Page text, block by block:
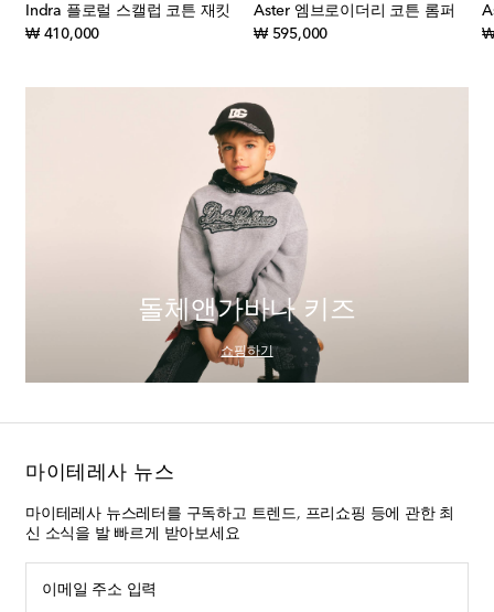
Indra 플로럴 스캘럽 코튼 재킷
₩ 410,000original price
Aster 엠브로이더리 코튼 롬퍼
₩ 595,000original price
₩
돌체앤가바나 키즈
쇼핑하기
마이테레사 뉴스
마이테레사 뉴스레터를 구독하고 트렌드, 프리쇼핑 등에 관한 최
신 소식을 발 빠르게 받아보세요
이메일 주소 입력